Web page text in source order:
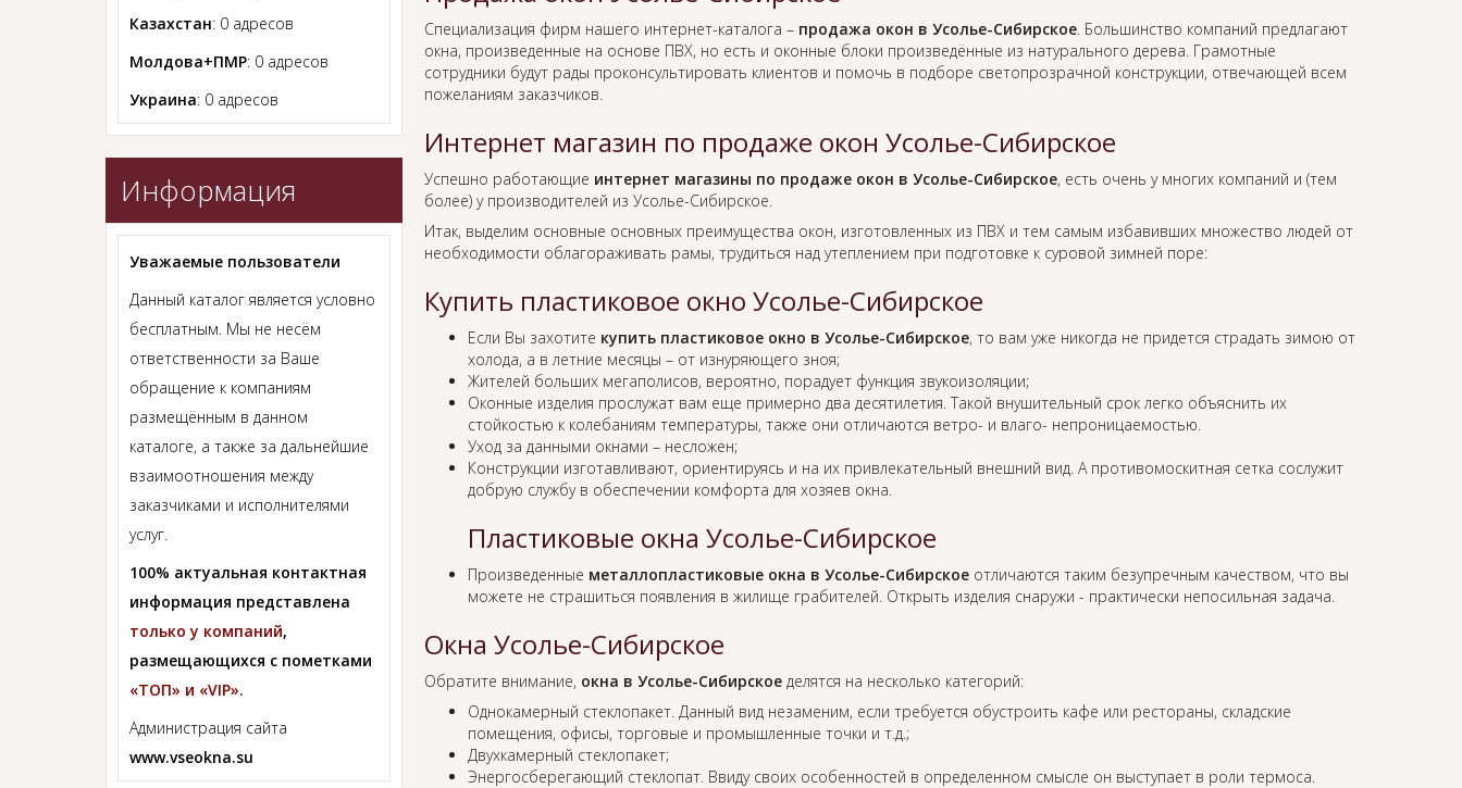
Специализация фирм нашего интернет-каталога – продажа окон в Усолье-Сибирское. Большинство компаний предлагают
окна, произведенные на основе ПВХ, но есть и оконные блоки произведённые из натурального дерева. Грамотные
сотрудники будут рады проконсультировать клиентов и помочь в подборе светопрозрачной конструкции, отвечающей всем
пожеланиям заказчиков.
Интернет магазин по продаже окон Усолье-Сибирское
Успешно работающие интернет магазины по продаже окон в Усолье-Сибирское, есть очень у многих компаний и (тем
более) у производителей из Усолье-Сибирское.
Итак, выделим основные основных преимущества окон, изготовленных из ПВХ и тем самым избавивших множество людей от
необходимости облагораживать рамы, трудиться над утеплением при подготовке к суровой зимней поре:
Купить пластиковое окно Усолье-Сибирское
Если Вы захотите купить пластиковое окно в Усолье-Сибирское, то вам уже никогда не придется страдать зимою от
холода, а в летние месяцы – от изнуряющего зноя;
Жителей больших мегаполисов, вероятно, порадует функция звукоизоляции;
Оконные изделия прослужат вам еще примерно два десятилетия. Такой внушительный срок легко объяснить их
стойкостью к колебаниям температуры, также они отличаются ветро- и влаго- непроницаемостью.
Уход за данными окнами – несложен;
Конструкции изготавливают, ориентируясь и на их привлекательный внешний вид. А противомоскитная сетка сослужит
добрую службу в обеспечении комфорта для хозяев окна.
Пластиковые окна Усолье-Сибирское
Произведенные металлопластиковые окна в Усолье-Сибирскоеотличаются таким безупречным качеством, что вы
можете не страшиться появления в жилище грабителей. Открыть изделия снаружи - практически непосильная задача.
Окна Усолье-Сибирское
Обратите внимание, окна в Усолье-Сибирскоеделятся на несколько категорий:
Однокамерный стеклопакет. Данный вид незаменим, если требуется обустроить кафе или рестораны, складские
помещения, офисы, торговые и промышленные точки и т.д.;
Двухкамерный стеклопакет;
Энергосберегающий стеклопат. Ввиду своих особенностей в определенном смысле он выступает в роли термоса.
Казахстан: 0 адресов
Молдова+ПМР: 0 адресов
Украина: 0 адресов
Информация
Уважаемые пользователи
Данный каталог является условно
бесплатным. Мы не несём
ответственности за Ваше
обращение к компаниям
размещённым в данном
каталоге, а также за дальнейшие
взаимоотношения между
заказчиками и исполнителями
услуг.
100% актуальная контактная
информация представлена
только у компаний,
размещающихся с пометками
«ТОП» и «VIP».
Администрация сайта
www.vseokna.su